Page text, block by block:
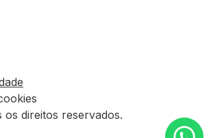
direitos reservados.